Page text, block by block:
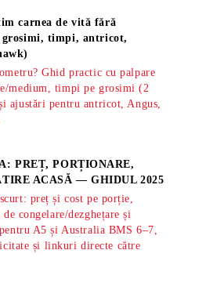
carnea de vită fără
timpi, antricot,
Ghid practic cu palpare
medium, timpi pe grosimi (2
ajustări pentru antricot, Angus,
PREȚ, PORȚIONARE,
ACASĂ — GHIDUL 2025
preț și cost pe porție,
congelare/dezghețare și
A5 și Australia BMS 6–7,
și linkuri directe către